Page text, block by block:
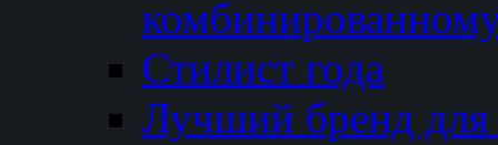
Стилист года
Лучший бренд